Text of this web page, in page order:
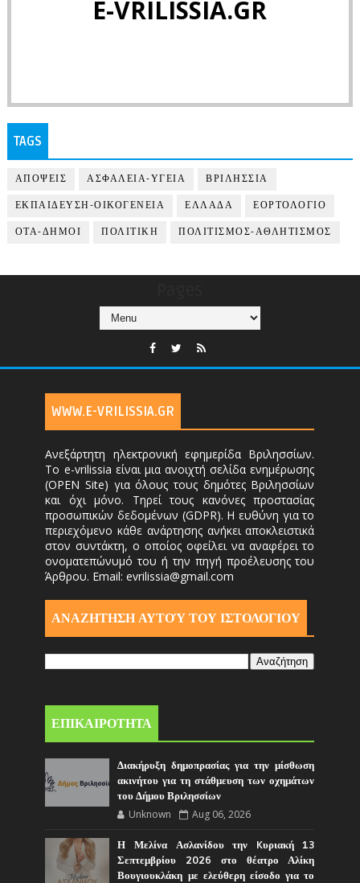
E-VRILISSIA.GR
TAGS
ΑΠΟΨΕΙΣ ΑΣΦΑΛΕΙΑ-ΥΓΕΙΑ ΒΡΙΛΗΣΣΙΑ
ΕΚΠΑΙΔΕΥΣΗ-ΟΙΚΟΓΕΝΕΙΑ ΕΛΛΑΔΑ ΕΟΡΤΟΛΟΓΙΟ
ΟΤΑ-ΔΗΜΟΙ ΠΟΛΙΤΙΚΗ ΠΟΛΙΤΙΣΜΟΣ-ΑΘΛΗΤΙΣΜΟΣ
WWW.E-VRILISSIA.GR
Ανεξάρτητη ηλεκτρονική εφημερίδα Βριλησσίων.
Το e-vrilissia είναι μια ανοιχτή σελίδα ενημέρωσης
(OPEN Site) για όλους τους δημότες Βριλησσίων
και όχι μόνο. Τηρεί τους κανόνες προστασίας
προσωπικών δεδομένων (GDPR). Η ευθύνη για το
περιεχόμενο κάθε ανάρτησης ανήκει αποκλειστικά
στον συντάκτη, ο οποίος οφείλει να αναφέρει το
ονοματεπώνυμό του ή την πηγή προέλευσης του
Άρθρου. Email: evrilissia@gmail.com
ΑΝΑΖΗΤΗΣΗ ΑΥΤΟΎ ΤΟΥ ΙΣΤΟΛΟΓΙΟΥ
ΕΠΙΚΑΙΡΟΤΗΤΑ
Διακήρυξη δημοπρασίας για την μίσθωση
ακινήτου για τη στάθμευση των οχημάτων
του Δήμου Βριλησσίων
Unknown Aug 06, 2026
Η Μελίνα Ασλανίδου την Kυριακή 13
Σεπτεμβρίου 2026 στο θέατρο Αλίκη
Βουγιουκλάκη με ελεύθερη είσοδο για το